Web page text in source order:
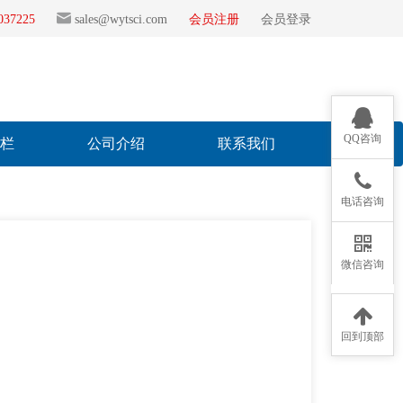
sales@wytsci.com 会员注册 会员登录
公司介绍 联系我们 QQ咨询
电话咨询
微信咨询
回到顶部